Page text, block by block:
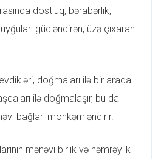
dostluq, bərabərlik,
gücləndirən, üzə çıxaran
doğmaları ilə bir arada
ilə doğmalaşır, bu da
bağları möhkəmləndirir.
mənəvi birlik və həmrəylik